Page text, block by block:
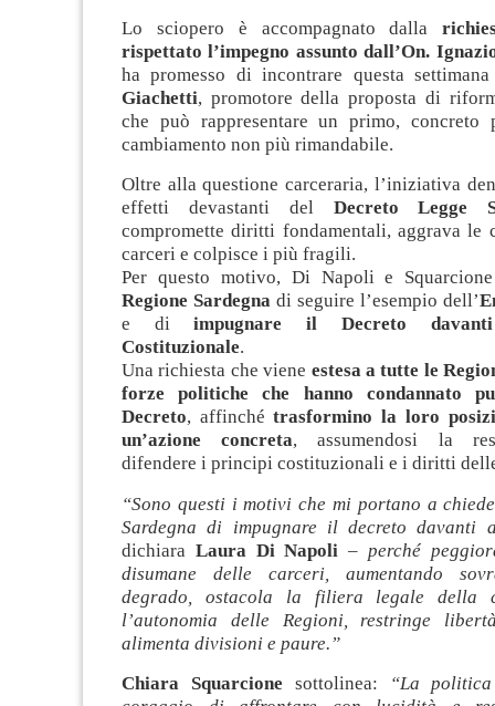
Lo sciopero è accompagnato dalla
rispettato l’impegno assunto dall’On.
ha promesso di incontrare questa
Giachetti, promotore della proposta di
che può rappresentare un primo, concreto
cambiamento non più rimandabile.
Oltre alla questione carceraria, l’iniziativa
effetti devastanti del Decreto Legge
compromette diritti fondamentali, aggrava le
carceri e colpisce i più fragili.
Per questo motivo, Di Napoli e
Regione Sardegna di seguire l’esempio dell’
e diimpugnare il Decreto
Costituzionale.
Una richiesta che viene estesa a tutte le
forze politiche che hanno condannato
Decreto, affinchétrasformino la loro
un’azione concreta, assumendosi la
difendere i principi costituzionali e i diritti
“Sono questi i motivi che mi portano a
Sardegna di impugnare il decreto davanti
dichiara Laura Di Napoli – perché
disumane delle carceri, aumentando
degrado, ostacola la filiera legale della
l’autonomia delle Regioni, restringe
alimenta divisioni e paure.”
Chiara Squarcione sottolinea:
“La